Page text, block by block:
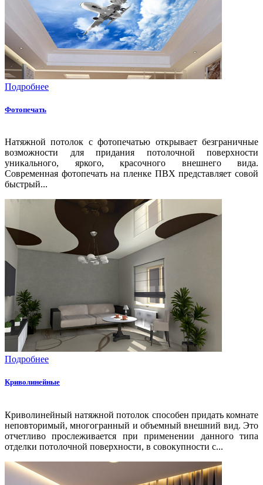
Подробнее
Фотопечать
Натяжной потолок с фотопечатью открывает безграничные
возможности для придания потолочной поверхности
уникального, яркого, красочного внешнего вида.
Современная фотопечать на пленке ПВХ представляет совой
быстрый...
Подробнее
Криволинейные
Криволинейный натяжной потолок способен придать комнате
неповторимый, многогранный и объемный внешний вид. Это
отчетливо прослеживается при применении данного типа
отделки потолочной поверхности, в совокупности с...